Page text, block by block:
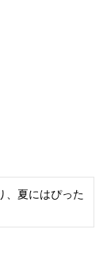
、夏にはぴった